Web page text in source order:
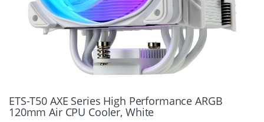
ETS-T50 AXE Series High Performance ARGB
120mm Air CPU Cooler, White